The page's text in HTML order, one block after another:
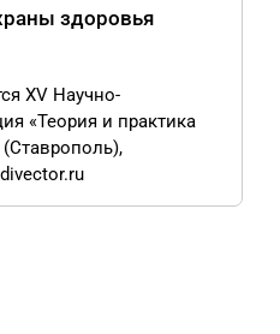
здоровья
XV Научно-
«Теория и практика